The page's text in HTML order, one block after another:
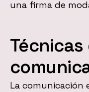
una firma de
Técnicas
La comunicación